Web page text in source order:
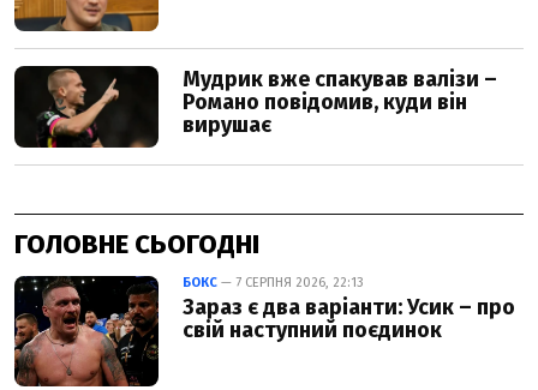
ГОЛОВНЕ СЬОГОДНІ
БОКС — 7 СЕРПНЯ 2026, 22:13
Зараз є два варіанти: Усик – про
свій наступний поєдинок